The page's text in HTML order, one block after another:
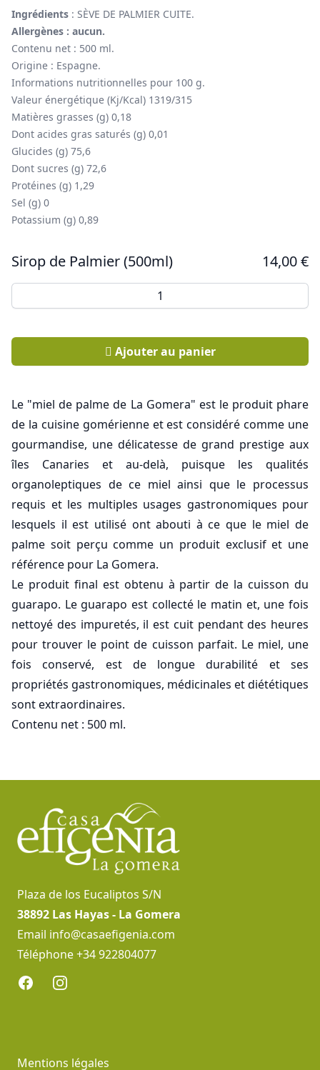
Ingrédients : SÈVE DE PALMIER CUITE.
Allergènes : aucun.
Contenu net : 500 ml.
Origine : Espagne.
Informations nutritionnelles pour 100 g.
Valeur énergétique (Kj/Kcal) 1319/315
Matières grasses (g) 0,18
Dont acides gras saturés (g) 0,01
Glucides (g) 75,6
Dont sucres (g) 72,6
Protéines (g) 1,29
Sel (g) 0
Potassium (g) 0,89
Sirop de Palmier (500ml) 14,00€
quantité de Sirop de Palmier (500ml)
Ajouter au panier
Le "miel de palme de La Gomera" est le produit phare
de la cuisine gomérienne et est considéré comme une
gourmandise, une délicatesse de grand prestige aux
îles Canaries et au-delà, puisque les qualités
organoleptiques de ce miel ainsi que le processus
requis et les multiples usages gastronomiques pour
lesquels il est utilisé ont abouti à ce que le miel de
palme soit perçu comme un produit exclusif et une
référence pour La Gomera.
Le produit final est obtenu à partir de la cuisson du
guarapo. Le guarapo est collecté le matin et, une fois
nettoyé des impuretés, il est cuit pendant des heures
pour trouver le point de cuisson parfait. Le miel, une
fois conservé, est de longue durabilité et ses
propriétés gastronomiques, médicinales et diététiques
sont extraordinaires.
Contenu net : 500 ml.
Plaza de los Eucaliptos S/N
38892 Las Hayas - La Gomera
Email info@casaefigenia.com
Téléphone +34 922804077
FacebookInstagram
Mentions légales